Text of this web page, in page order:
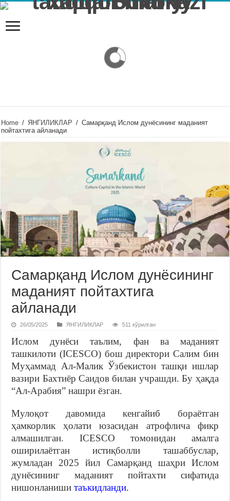
Home / ЯНГИЛИКЛАР / Самарқанд Ислом дунёсининг маданият
пойтахтига айланади
Самарқанд Ислом дунёсининг
маданият пойтахтига
айланади
26/05/2025 ЯНГИЛИКЛАР 511 кўрилган
Ислом дунёси таълим, фан ва маданият
ташкилоти (ICESCO) бош директори Салим бин
Муҳаммад Ал-Малик Ўзбекистон ташқи ишлар
вазири Бахтиёр Саидов билан учрашди. Бу ҳақда
“Ал-Арабия” нашри ёзган.
Мулоқот давомида кенгайиб бораётган
ҳамкорлик ҳолати юзасидан атрофлича фикр
алмашилган. ICESCO томонидан амалга
оширилаётган истиқболли ташаббуслар,
жумладан 2025 йил Самарқанд шаҳри Ислом
дунёсининг маданият пойтахти сифатида
нишонланишитаъкидланди.